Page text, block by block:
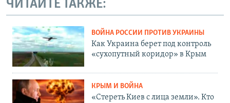
ЧИТАЙТЕ ТАКЖЕ:
ВОЙНА РОССИИ ПРОТИВ УКРАИНЫ
Как Украина берет под контроль
«сухопутный коридор» в Крым
КРЫМ И ВОЙНА
«Стереть Киев с лица земли». Кто